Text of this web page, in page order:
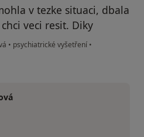
v tezke situaci, dbala
veci resit. Diky
• psychiatrické vyšetření •